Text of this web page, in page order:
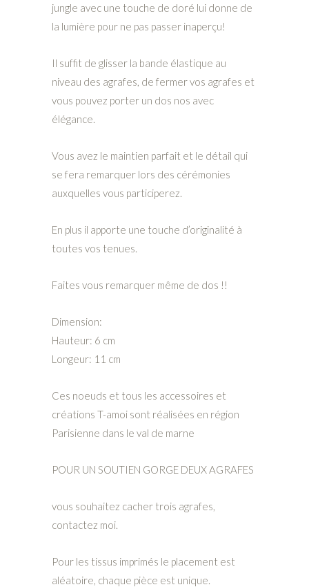
jungle avec une touche de doré lui donne de
la lumière pour ne pas passer inaperçu!
Il suffit de glisser la bande élastique au
niveau des agrafes, de fermer vos agrafes et
vous pouvez porter un dos nos avec
élégance.
Vous avez le maintien parfait et le détail qui
se fera remarquer lors des cérémonies
auxquelles vous participerez.
En plus il apporte une touche d’originalité à
toutes vos tenues.
Faites vous remarquer même de dos !!
Dimension:
Hauteur: 6 cm
Longeur: 11 cm
Ces noeuds et tous les accessoires et
créations T-amoi sont réalisées en région
Parisienne dans le val de marne
POUR UN SOUTIEN GORGE DEUX AGRAFES
vous souhaitez cacher trois agrafes,
contactez moi.
Pour les tissus imprimés le placement est
aléatoire, chaque pièce est unique.